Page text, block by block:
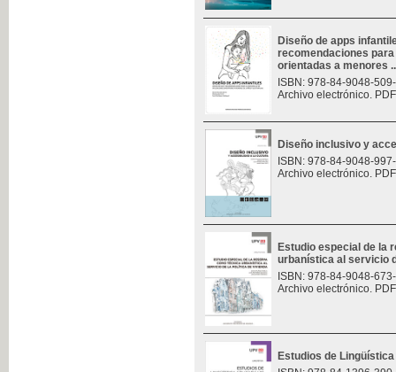
Diseño de apps
recomendaciones
orientadas a menores
ISBN: 978-84-9048-
Archivo electrónico.
Diseño inclusivo y
ISBN: 978-84-9048-
Archivo electrónico.
Estudio especial de la
urbanística al servicio
ISBN: 978-84-9048-
Archivo electrónico.
Estudios de